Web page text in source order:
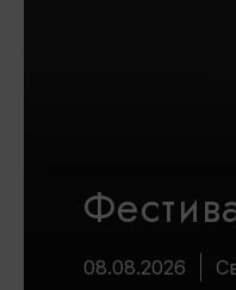
08.08.2026